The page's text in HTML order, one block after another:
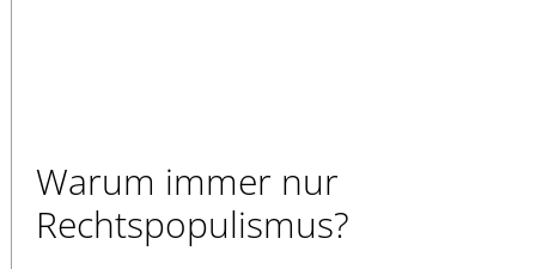
Warum immer nur
Rechtspopulismus?